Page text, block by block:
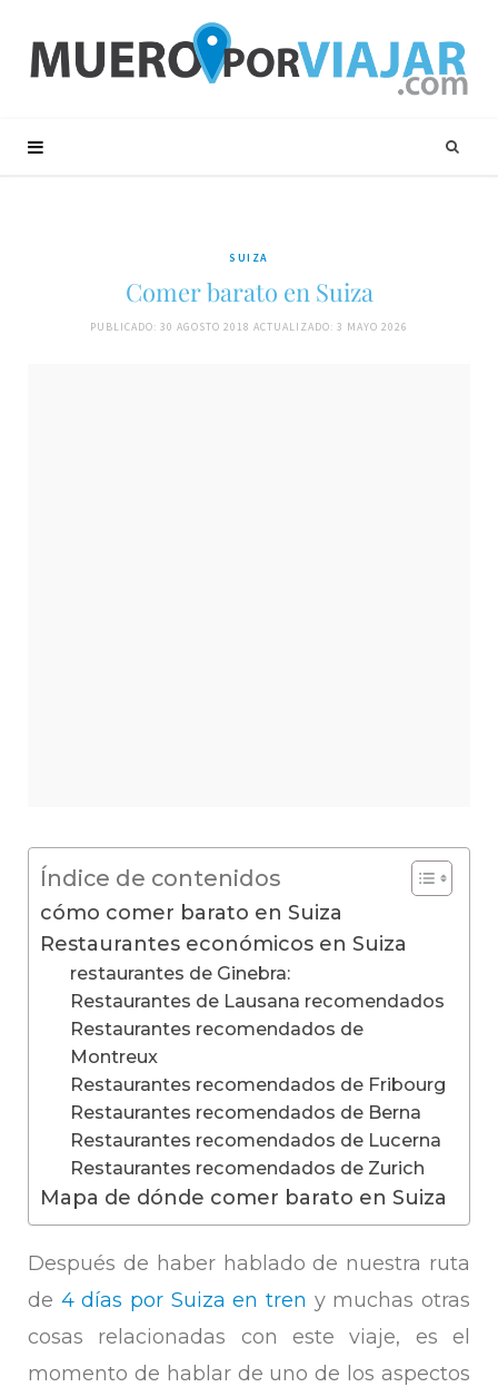
SUIZA
Comer barato en Suiza
PUBLICADO: 30 AGOSTO 2018 ACTUALIZADO: 3 MAYO 2026
Índice de contenidos
cómo comer barato en Suiza
Restaurantes económicos en Suiza
restaurantes de Ginebra:
Restaurantes de Lausana recomendados
Restaurantes recomendados de
Montreux
Restaurantes recomendados de Fribourg
Restaurantes recomendados de Berna
Restaurantes recomendados de Lucerna
Restaurantes recomendados de Zurich
Mapa de dónde comer barato en Suiza
Después de haber hablado de nuestra ruta
de 4 días por Suiza en tren y muchas otras
cosas relacionadas con este viaje, es el
momento de hablar de uno de los aspectos